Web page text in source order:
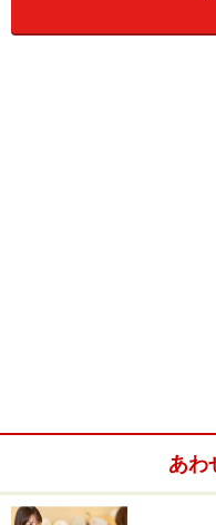
をするといいでしょう。
今は、いつからを老後
あわ